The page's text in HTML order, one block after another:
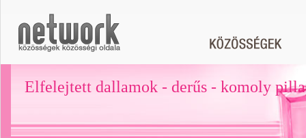
Elfelejtett dallamok - derűs - komoly